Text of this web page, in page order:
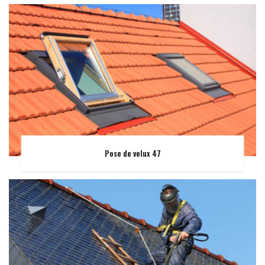
Pose de velux 47